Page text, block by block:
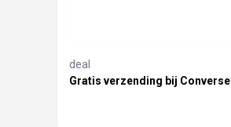
deal
Gratis verzending bij Converse